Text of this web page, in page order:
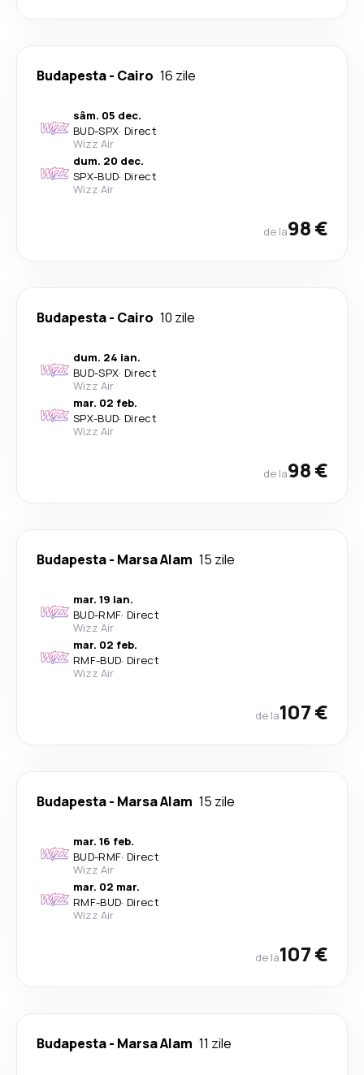
Budapesta- Cairo 16 zile
sâm. 05 dec.
BUD-SPX· Direct
Wizz Air
dum. 20 dec.
SPX-BUD· Direct
Wizz Air
de la98 €
Budapesta- Cairo 10 zile
dum. 24 ian.
BUD-SPX· Direct
Wizz Air
mar. 02 feb.
SPX-BUD· Direct
Wizz Air
de la98 €
Budapesta- Marsa Alam 15 zile
mar. 19 ian.
BUD-RMF· Direct
Wizz Air
mar. 02 feb.
RMF-BUD· Direct
Wizz Air
de la107 €
Budapesta- Marsa Alam 15 zile
mar. 16 feb.
BUD-RMF· Direct
Wizz Air
mar. 02 mar.
RMF-BUD· Direct
Wizz Air
de la107 €
Budapesta- Marsa Alam 11 zile